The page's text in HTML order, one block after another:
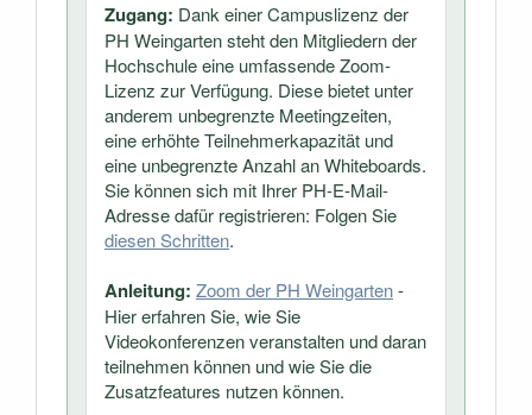
Zugang: Dank einer Campuslizenz der
PH Weingarten steht den Mitgliedern der
Hochschule eine umfassende Zoom-
Lizenz zur Verfügung. Diese bietet unter
anderem unbegrenzte Meetingzeiten,
eine erhöhte Teilnehmerkapazität und
eine unbegrenzte Anzahl an Whiteboards.
Sie können sich mit Ihrer PH-E-Mail-
Adresse dafür registrieren: Folgen Sie
diesen Schritten.
Anleitung: Zoom der PH Weingarten-
Hier erfahren Sie, wie Sie
Videokonferenzen veranstalten und daran
teilnehmen können und wie Sie die
Zusatzfeatures nutzen können.